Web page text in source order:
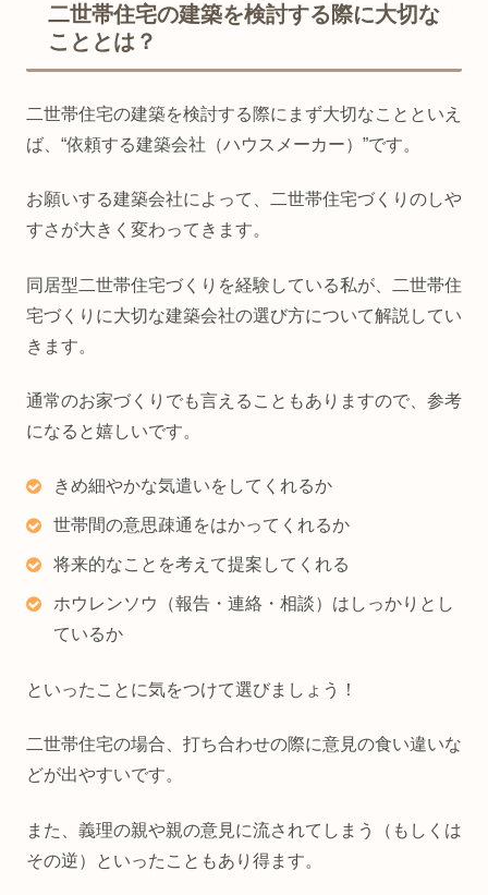
二世帯住宅の建築を検討する際に大切な
こととは？
二世帯住宅の建築を検討する際にまず大切なことといえ
ば、“依頼する建築会社（ハウスメーカー）”です。
お願いする建築会社によって、二世帯住宅づくりのしや
すさが大きく変わってきます。
同居型二世帯住宅づくりを経験している私が、二世帯住
宅づくりに大切な建築会社の選び方について解説してい
きます。
通常のお家づくりでも言えることもありますので、参考
になると嬉しいです。
きめ細やかな気遣いをしてくれるか
世帯間の意思疎通をはかってくれるか
将来的なことを考えて提案してくれる
ホウレンソウ（報告・連絡・相談）はしっかりとし
ているか
といったことに気をつけて選びましょう！
二世帯住宅の場合、打ち合わせの際に意見の食い違いな
どが出やすいです。
また、義理の親や親の意見に流されてしまう（もしくは
その逆）といったこともあり得ます。